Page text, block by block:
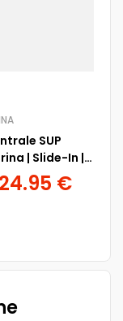
SUP
| Slide-In |
24.95 €